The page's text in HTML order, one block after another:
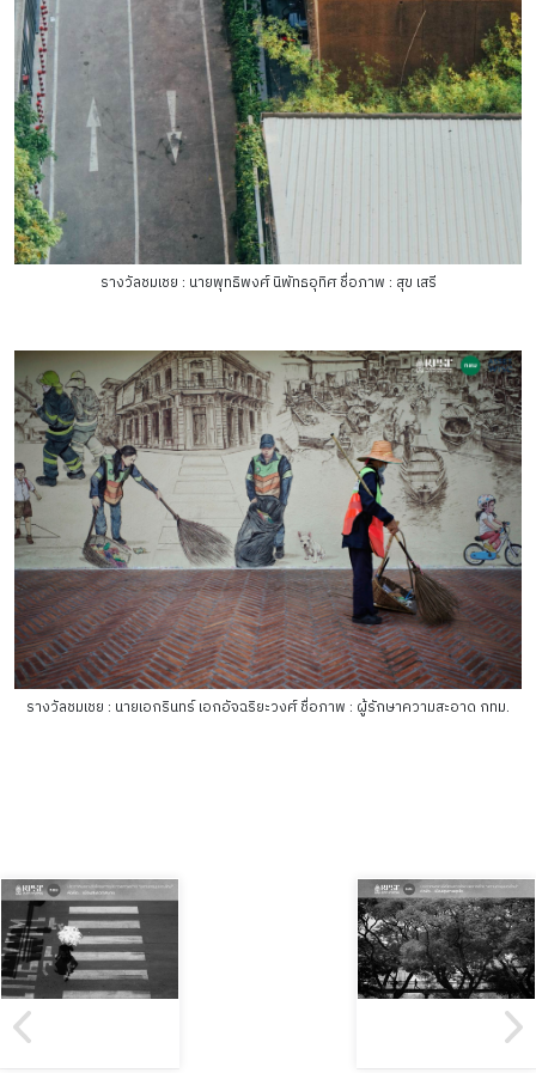
รางวัลชมเชย : นายพุทธิพงศ์ นิพัทธอุทิศ ชื่อภาพ : สุข เสรี
รางวัลชมเชย : นายเอกรินทร์ เอกอัจฉริยะวงศ์ ชื่อภาพ : ผู้รักษาความสะอาด กทม.